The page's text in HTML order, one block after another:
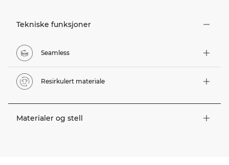
Tekniske funksjoner
Seamless
Resirkulert materiale
Materialer og stell